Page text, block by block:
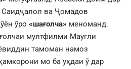
Саидҷалол ва Ҷомадов
ӯро «шағолча» меноманд.
мултфилми Маугли
тамоман намоз
мо ба уҳдаи ӯ дар